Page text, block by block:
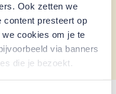
Ook zetten we
content presteert op
cookies om je te
via banners
die je bezoekt.
aanleveren